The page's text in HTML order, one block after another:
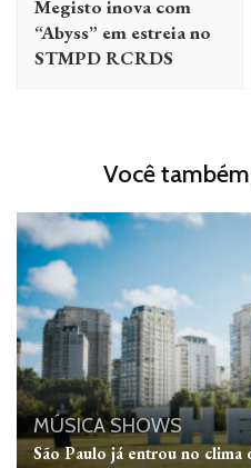
post
Megisto inova com
“Abyss” em estreia no
STMPD RCRDS
Você
MÚSICASHOWS
São Paulo já entrou no